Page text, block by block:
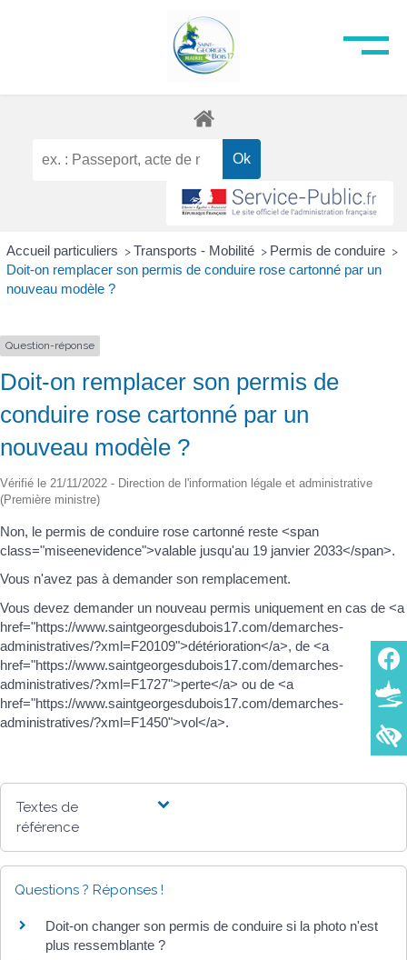
Accueil particuliers > Transports - Mobilité > Permis de conduire >
Doit-on remplacer son permis de conduire rose cartonné par un
nouveau modèle ?
Question-réponse
Doit-on remplacer son permis de
conduire rose cartonné par un
nouveau modèle ?
Vérifié le 21/11/2022 - Direction de l'information légale et administrative
(Première ministre)
Non, le permis de conduire rose cartonné reste <span
class="miseenevidence">valable jusqu'au 19 janvier 2033</span>.
Vous n'avez pas à demander son remplacement.
Vous devez demander un nouveau permis uniquement en cas de <a
href="https://www.saintgeorgesdubois17.com/demarches-
administratives/?xml=F20109">détérioration</a>, de <a
href="https://www.saintgeorgesdubois17.com/demarches-
administratives/?xml=F1727">perte</a> ou de <a
href="https://www.saintgeorgesdubois17.com/demarches-
administratives/?xml=F1450">vol</a>.
Textes de
référence
Questions ? Réponses !
Doit-on changer son permis de conduire si la photo n'est
plus ressemblante ?